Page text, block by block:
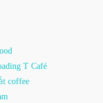
T Café
coffee